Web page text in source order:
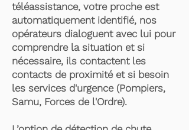
téléassistance, votre proche est
automatiquement identifié, nos
opérateurs dialoguent avec lui pour
comprendre la situation et si
nécessaire, ils contactent les
contacts de proximité et si besoin
les services d'urgence (Pompiers,
Samu, Forces de l'Ordre).